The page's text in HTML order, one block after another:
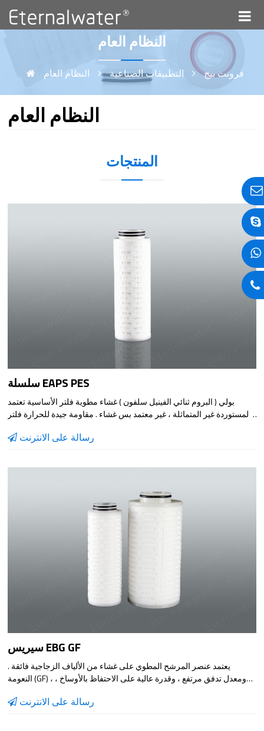
النظام العام
فرونت بيج التطبيقات الصناعية النظام العام
النظام العام
المنتجات
سلسلة EAPS PES
بولي ( البروم ثنائي الفينيل سلفون ) غشاء مطوية فلتر الأساسية تعتمد
المستوردة غير المتماثلة ، غير معتمد بس غشاء . مقاومة جيدة للحرارة فلتر
رسالة على الانترنت
سيريس EBG GF
. يعتمد عنصر المرشح المطوي على غشاء من الألياف الزجاجية فائقة
النعومة (GF) ، ومعدل تدفق مرتفع ، وقدرة عالية على الاحتفاظ بالأوساخ ،
يجعله عنصر مرشح ترشيح مسبق فعال. يضمن اختبار النزاهة قبل مغادرة
رسالة على الانترنت